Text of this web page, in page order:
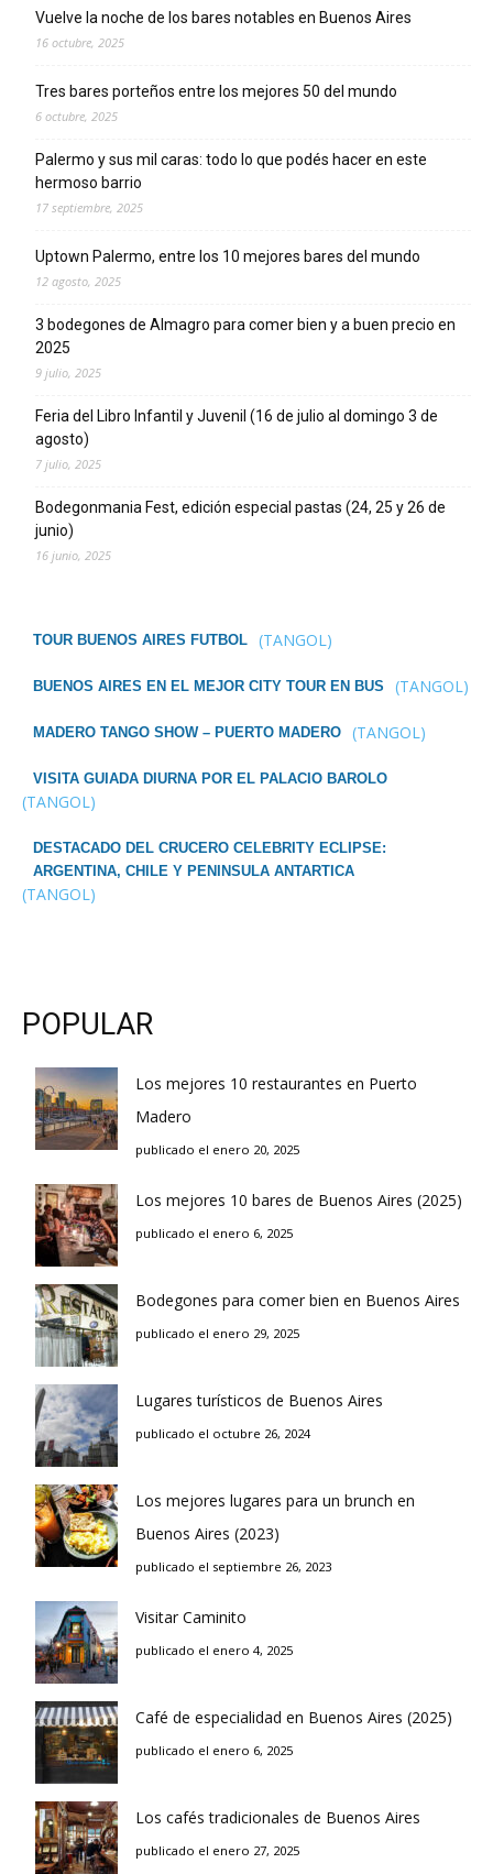
Vuelve la noche de los bares notables en Buenos Aires
16 octubre, 2025
Tres bares porteños entre los mejores 50 del mundo
6 octubre, 2025
Palermo y sus mil caras: todo lo que podés hacer en este
hermoso barrio
17 septiembre, 2025
Uptown Palermo, entre los 10 mejores bares del mundo
12 agosto, 2025
3 bodegones de Almagro para comer bien y a buen precio en
2025
9 julio, 2025
Feria del Libro Infantil y Juvenil (16 de julio al domingo 3 de
agosto)
7 julio, 2025
Bodegonmania Fest, edición especial pastas (24, 25 y 26 de
junio)
16 junio, 2025
TOUR BUENOS AIRES FUTBOL (TANGOL)
BUENOS AIRES EN EL MEJOR CITY TOUR EN BUS (TANGOL)
MADERO TANGO SHOW – PUERTO MADERO (TANGOL)
VISITA GUIADA DIURNA POR EL PALACIO BAROLO
(TANGOL)
DESTACADO DEL CRUCERO CELEBRITY ECLIPSE:
ARGENTINA, CHILE Y PENINSULA ANTARTICA
(TANGOL)
POPULAR
Los mejores 10 restaurantes en Puerto
Madero
publicado el enero 20, 2025
Los mejores 10 bares de Buenos Aires (2025)
publicado el enero 6, 2025
Bodegones para comer bien en Buenos Aires
publicado el enero 29, 2025
Lugares turísticos de Buenos Aires
publicado el octubre 26, 2024
Los mejores lugares para un brunch en
Buenos Aires (2023)
publicado el septiembre 26, 2023
Visitar Caminito
publicado el enero 4, 2025
Café de especialidad en Buenos Aires (2025)
publicado el enero 6, 2025
Los cafés tradicionales de Buenos Aires
publicado el enero 27, 2025